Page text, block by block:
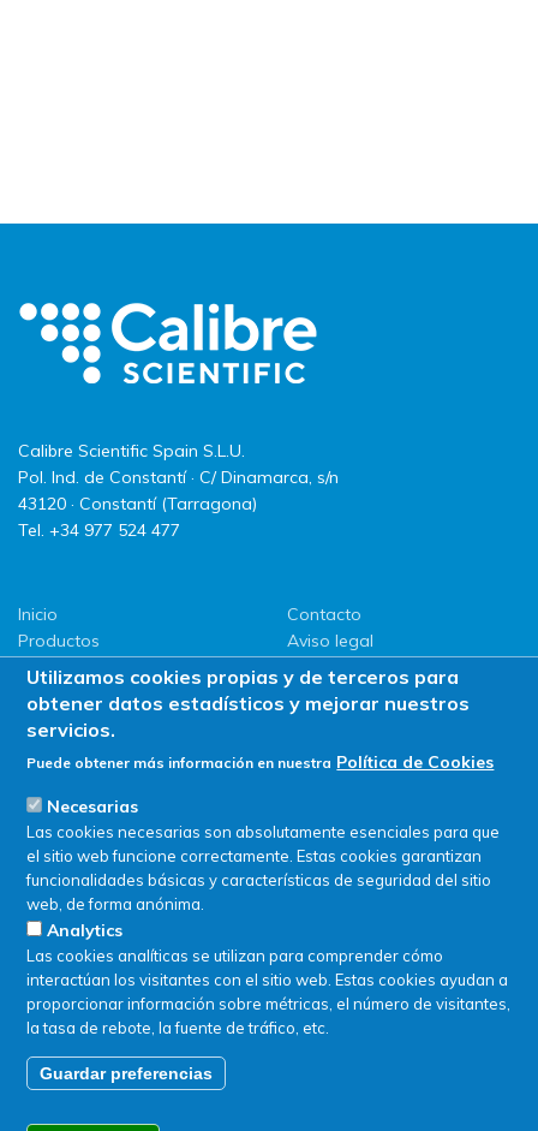
Calibre Scientific Spain S.L.U.
Pol. Ind. de Constantí · C/ Dinamarca, s/n
43120 · Constantí (Tarragona)
Tel. +34 977 524 477
Inicio
Productos
LLG
Promociones
ServiSAT
Contacto
Aviso legal
Política de privacidad
Política de Cookies
Utilizamos cookies propias y de terceros para
obtener datos estadísticos y mejorar nuestros
servicios.
Puede obtener más información en nuestra Política de Cookies
Necesarias
Las cookies necesarias son absolutamente esenciales para que
el sitio web funcione correctamente. Estas cookies garantizan
funcionalidades básicas y características de seguridad del sitio
web, de forma anónima.
Analytics
Las cookies analíticas se utilizan para comprender cómo
interactúan los visitantes con el sitio web. Estas cookies ayudan a
proporcionar información sobre métricas, el número de visitantes,
la tasa de rebote, la fuente de tráfico, etc.
Guardar preferencias